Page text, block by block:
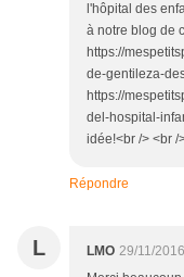
l'hôpital des
à notre blog de
https://
de-gentileza-
https://
del-hospital-
idée!<br /> <br
Répondre
L LMO 29/11/